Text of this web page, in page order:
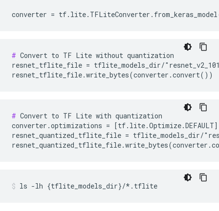
converter = tf. lite. TFLiteConverter . from_keras_model
# Convert to TF Lite without quantization
resnet_tflite_file = tflite_models_dir/
# Convert to TF Lite with quantization
converter.optimizations = [tf.lite.Optimize.DEFAULT]
resnet_quantized_tflite_file = tflite_models_dir/
ls -lh {tflite_models_dir}/*.tflite